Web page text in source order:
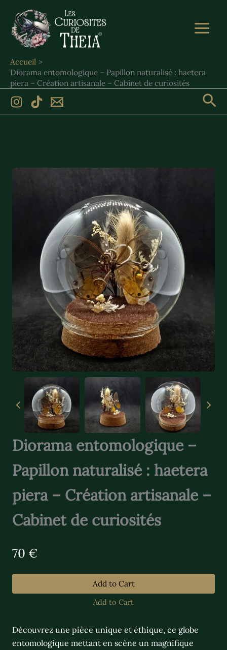
contenu
Accueil
Diorama entomologique – Papillon naturalisé : haetera
piera – Création artisanale – Cabinet de curiosités
Diorama entomologique –
Papillon naturalisé : haetera
piera – Création artisanale –
Cabinet de curiosités
N
70 €
Add to Cart
Add to Cart
Découvrez une pièce unique et éthique, ce globe
entomologique mettant en scène un magnifique